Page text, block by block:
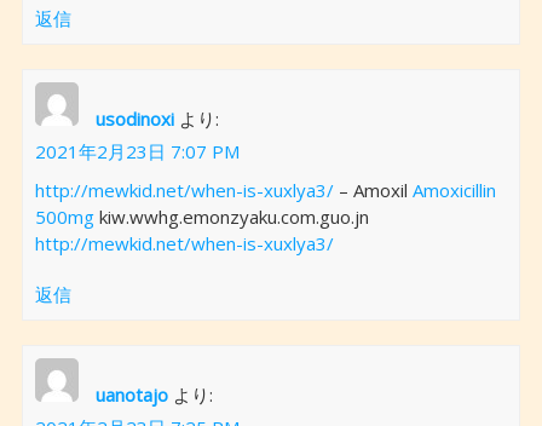
返信
usodinoxi より:
2021年2月23日 7:07 PM
http://mewkid.net/when-is-xuxlya3/– Amoxil Amoxicillin
500mgkiw.wwhg.emonzyaku.com.guo.jn
http://mewkid.net/when-is-xuxlya3/
返信
uanotajo より: